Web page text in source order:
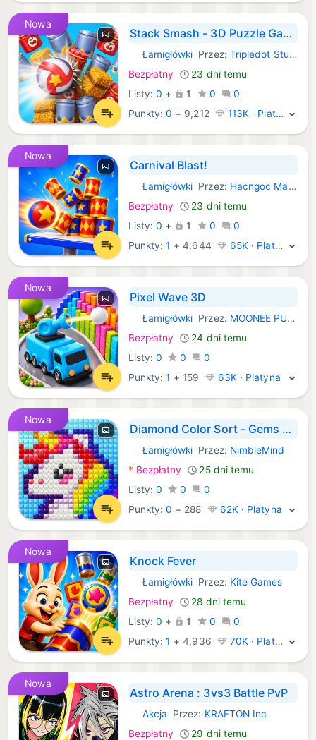
Nowa
Stack Smash - 3D Puzzle Game
iOS Gry:
Łamigłówki Przez: Tripledot Studios
Bezpłatny
23 dni temu
Listy: 0 + 1 0
0
Punkty:0 + 9,212 113K · Platyna
Nowa
Carnival Blast!
iOS Gry:
Łamigłówki Przez: Hacngoc Manh
Bezpłatny
23 dni temu
Listy: 0 + 1 0
0
Punkty:1 +4,644 65K · Platyna
Nowa
Pixel Wave 3D
iOS Gry:
Łamigłówki Przez: MOONEE PUBLISHING LTD
Bezpłatny
24 dni temu
Listy: 0 0
0
Punkty:1 + 159 63K · Platyna
Nowa
Diamond Color Sort - Gems Art
iOS Gry:
Łamigłówki Przez: NimbleMind
* Bezpłatny
25 dni temu
Listy: 0 0
0
Punkty:0 + 288 62K · Platyna
Nowa
Knock Fever
iOS Gry:
Łamigłówki Przez: Kite Games
Bezpłatny
28 dni temu
Listy: 0 + 1 0
0
Punkty:1 +4,936 70K · Platyna
Nowa
Astro Arena : 3vs3 Battle PvP
iOS Gry:
Akcja Przez: KRAFTON Inc
Bezpłatny
29 dni temu